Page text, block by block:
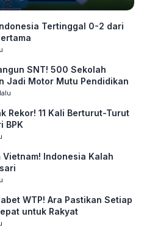
Tertinggal 0-2 dari
SNT! 500 Sekolah
Jadi Motor Mutu Pendidikan
Rekor! 11 Kali Berturut-Turut
BPK
Vietnam! Indonesia Kalah
WTP! Ara Pastikan Setiap
untuk Rakyat